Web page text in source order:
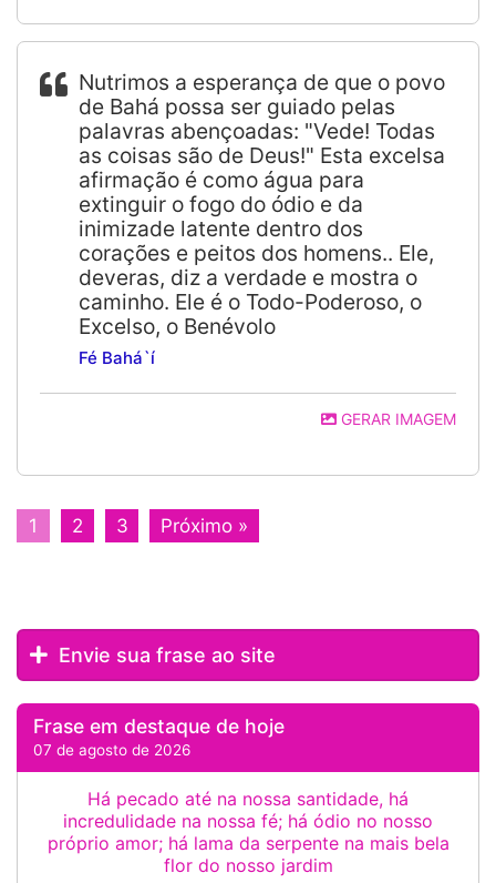
Nutrimos a esperança de que o povo
de Bahá possa ser guiado pelas
palavras abençoadas: "Vede! Todas
as coisas são de Deus!" Esta excelsa
afirmação é como água para
extinguir o fogo do ódio e da
inimizade latente dentro dos
corações e peitos dos homens.. Ele,
deveras, diz a verdade e mostra o
caminho. Ele é o Todo-Poderoso, o
Excelso, o Benévolo
Fé Bahá`í
GERAR IMAGEM
1 2 3 Próximo »
Envie sua frase ao site
Frase em destaque de hoje
07 de agosto de 2026
Há pecado até na nossa santidade, há
incredulidade na nossa fé; há ódio no nosso
próprio amor; há lama da serpente na mais bela
flor do nosso jardim